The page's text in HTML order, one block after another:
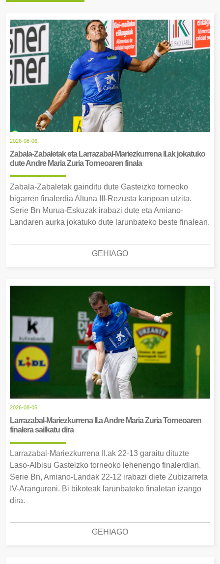
2026-08-06
Zabala-Zabaletak eta Larrazabal-Mariezkurrena II.ak jokatuko
dute Andre Maria Zuria Torneoaren finala
Zabala-Zabaletak gainditu dute Gasteizko torneoko
bigarren finalerdia Altuna III-Rezusta kanpoan utzita.
Serie Bn Murua-Eskuzak irabazi dute eta Amiano-
Landaren aurka jokatuko dute larunbateko beste finalean.
GEHIAGO
2026-08-05
Larrazabal-Mariezkurrena II.a Andre Maria Zuria Torneoaren
finalera sailkatu dira
Larrazabal-Mariezkurrena II.ak 22-13 garaitu dituzte
Laso-Albisu Gasteizko torneoko lehenengo finalerdian.
Serie Bn, Amiano-Landak 22-12 irabazi diete Zubizarreta
IV-Arangureni. Bi bikoteak larunbateko finaletan izango
dira.
GEHIAGO